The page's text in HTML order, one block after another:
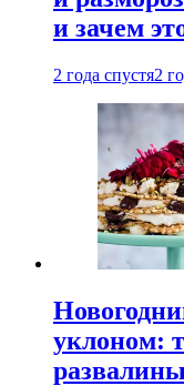
и зачем
2 года спустя2
уклоном: